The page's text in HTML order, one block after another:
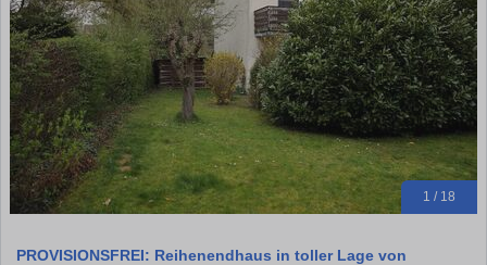
1 / 18
PROVISIONSFREI: Reihenendhaus in toller Lage von